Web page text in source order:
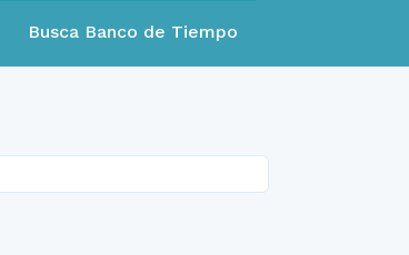
Busca Banco de Tiempo